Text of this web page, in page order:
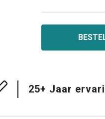
25+ Jaar